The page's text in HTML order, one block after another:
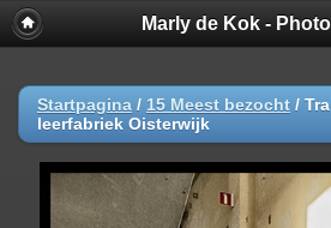
Marly de Kok -
Startpagina / 15 Meest bezocht /
leerfabriek Oisterwijk